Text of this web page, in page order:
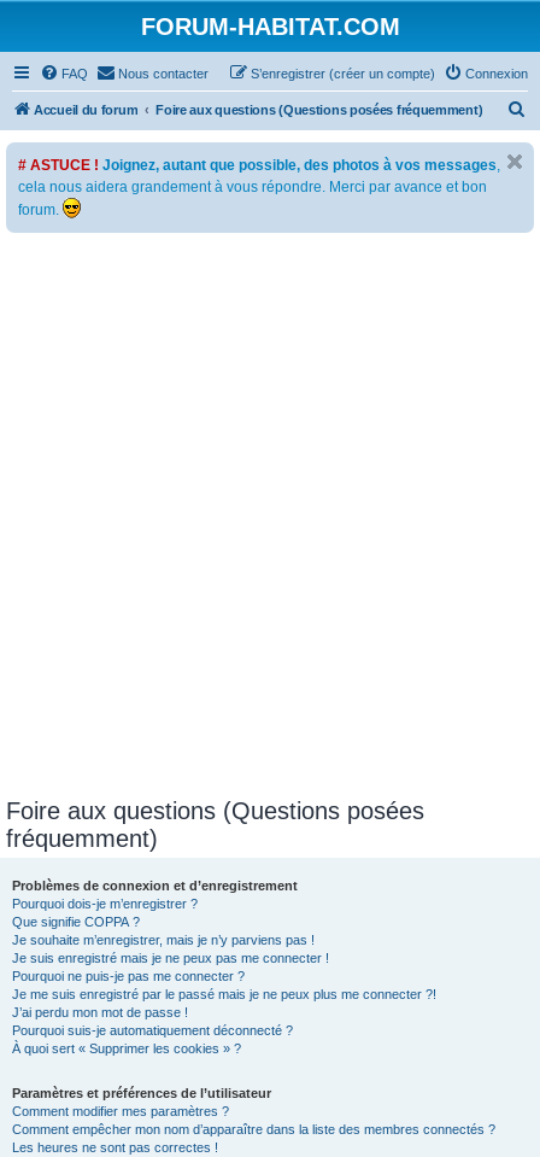
FORUM-HABITAT.COM
FAQ Nous contacter Connexion
S’enregistrer (créer un compte)
Accueil du forum Foire aux questions (Questions posées fréquemment)
e
# ASTUCE ! Joignez, autant que possible, des photos à vos messages,
cela nous aidera grandement à vous répondre. Merci par avance et bon
forum.
Foire aux questions (Questions posées
fréquemment)
Problèmes de connexion et d’enregistrement
Pourquoi dois-je m’enregistrer ?
Que signifie COPPA ?
Je souhaite m’enregistrer, mais je n’y parviens pas !
Je suis enregistré mais je ne peux pas me connecter !
Pourquoi ne puis-je pas me connecter ?
Je me suis enregistré par le passé mais je ne peux plus me connecter ?!
J’ai perdu mon mot de passe !
Pourquoi suis-je automatiquement déconnecté ?
À quoi sert « Supprimer les cookies » ?
Paramètres et préférences de l’utilisateur
Comment modifier mes paramètres ?
Comment empêcher mon nom d’apparaître dans la liste des membres connectés ?
Les heures ne sont pas correctes !